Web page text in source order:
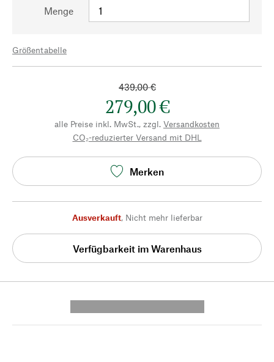
Menge
Größentabelle
439,00 €
279,00 €
alle Preise inkl. MwSt., zzgl. Versandkosten
CO₂-reduzierter Versand mit DHL
Merken
Ausverkauft, Nicht mehr lieferbar
Verfügbarkeit im Warenhaus